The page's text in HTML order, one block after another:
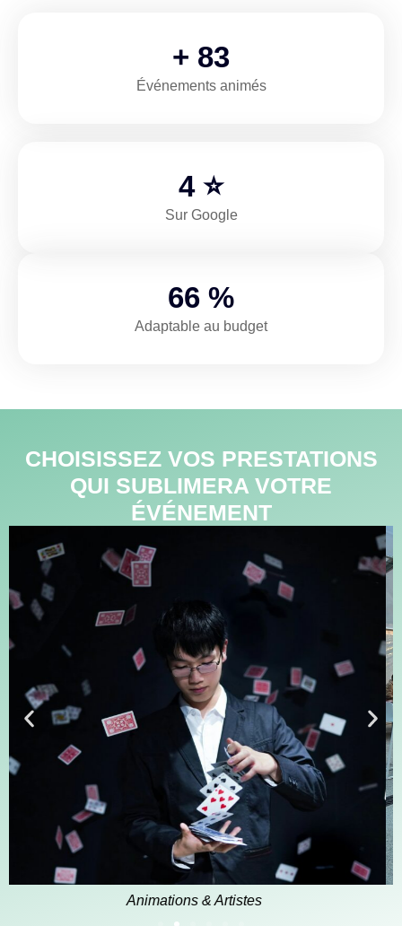
+ 115
Événements animés
5 ⭐
Sur Google
95 %
Adaptable au budget
CHOISISSEZ VOS PRESTATIONS
QUI SUBLIMERA VOTRE
ÉVÉNEMENT
Location & Technique